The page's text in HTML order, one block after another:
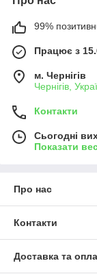
99%
Працює з
м. Чернігів
Чернігів,
Контакти
Сьогодні
Показати
Про нас
Контакти
Доставка та